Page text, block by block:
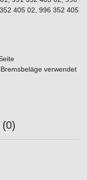
405 02, 996 352 405
verwendet
(0)